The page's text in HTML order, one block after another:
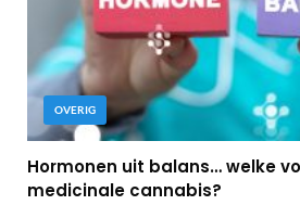
OVERIG
Hormonen uit balans… welke
medicinale cannabis?